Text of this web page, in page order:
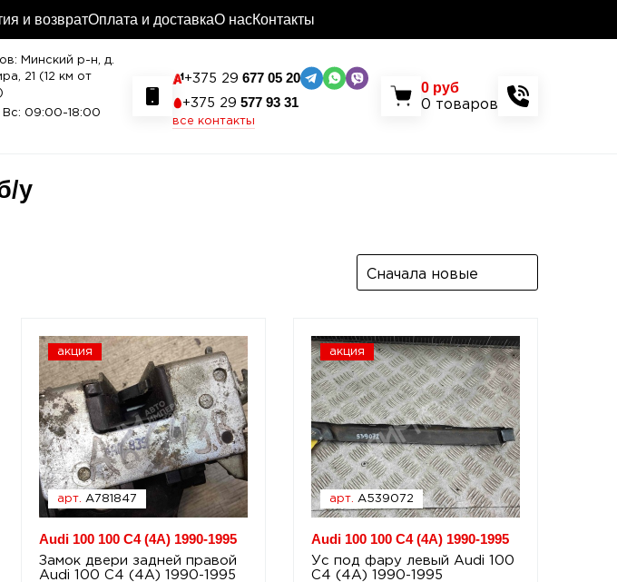
и возвратОплата и доставкаО насКонтакты
Минский р-н, д.
21 (12 км от
09:00-18:00
+375 29 677 05 20
+375 29 577 93 31
все контакты
0 руб
0 товаров
у
Сначала новые
акция
арт. A781847
Audi 100 100 C4 (4A) 1990-1995
Замок двери задней правой
Audi 100 C4 (4A) 1990-1995
акция
арт. A539072
Audi 100 100 C4 (4A) 1990-1995
Ус под фару левый Audi 100
C4 (4A) 1990-1995